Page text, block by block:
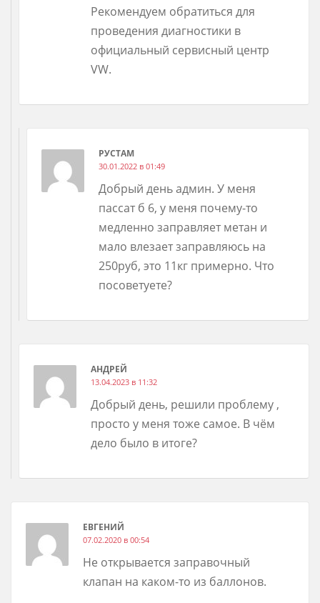
Рекомендуем обратиться для
проведения диагностики в
официальный сервисный центр
VW.
РУСТАМ
30.01.2022 в 01:49
Добрый день админ. У меня
пассат б 6, у меня почему-то
медленно заправляет метан и
мало влезает заправляюсь на
250руб, это 11кг примерно. Что
посоветуете?
АНДРЕЙ
13.04.2023 в 11:32
Добрый день, решили проблему ,
просто у меня тоже самое. В чём
дело было в итоге?
ЕВГЕНИЙ
07.02.2020 в 00:54
Не открывается заправочный
клапан на каком-то из баллонов.